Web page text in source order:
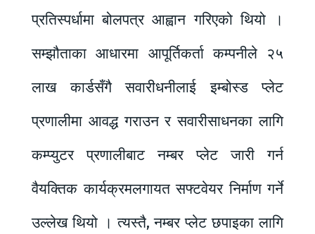
प्रतिस्पर्धामा बोलपत्र आह्वान गरिएको थियो ।
सम्झौताका आधारमा आपूर्तिकर्ता कम्पनीले २५
लाख कार्डसँगै सवारीधनीलाई इम्बोस्ड प्लेट
प्रणालीमा आवद्ध गराउन र सवारीसाधनका लागि
कम्प्युटर प्रणालीबाट नम्बर प्लेट जारी गर्न
वैयक्तिक कार्यक्रमलगायत सफ्टवेयर निर्माण गर्ने
उल्लेख थियो । त्यस्तै, नम्बर प्लेट छपाइका लागि